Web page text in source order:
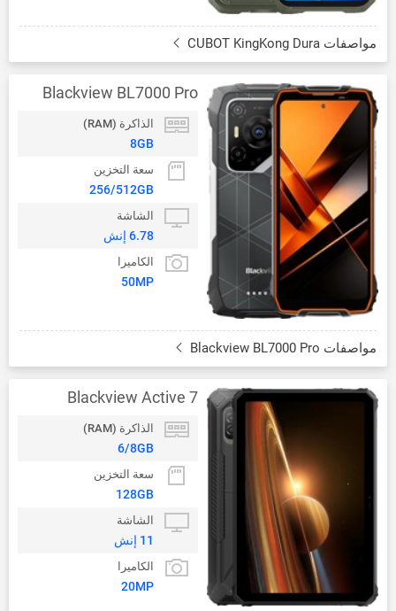
مواصفات CUBOT KingKong Dura
Blackview BL7000 Pro
الذاكرة (RAM)
8GB
سعة التخزين
256/512GB
الشاشة
6.78 إنش
الكاميرا
50MP
مواصفات Blackview BL7000 Pro
Blackview Active 7
الذاكرة (RAM)
6/8GB
سعة التخزين
128GB
الشاشة
11 إنش
الكاميرا
20MP